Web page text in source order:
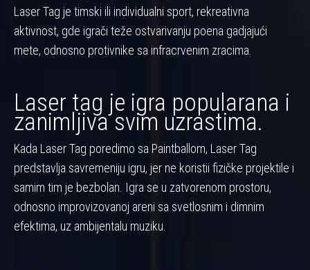
Laser Tag je timski ili individualni sport, rekreativna
aktivnost, gde igrači teže ostvarivanju poena gadjajući
mete, odnosno protivnike sa infracrvenim zracima.
Laser tag je igra popularana i
zanimljiva svim uzrastima.
Kada Laser Tag poredimo sa Paintballom, Laser Tag
predstavlja savremeniju igru, jer ne koristii fizičke projektile i
samim tim je bezbolan. Igra se u zatvorenom prostoru,
odnosno improvizovanoj areni sa svetlosnim i dimnim
efektima, uz ambijentalu muziku.